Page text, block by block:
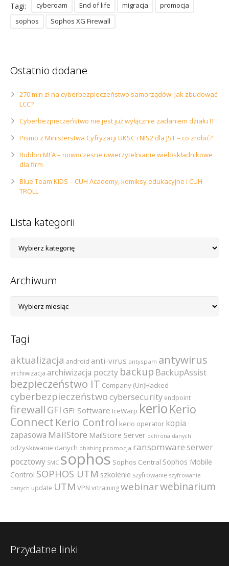
Tagi: cyberoam End of life migracja
promocja
sophos
Sophos XG Firewall
Ostatnio dodane
270 mln zł na cyberbezpieczeństwo samorządów. Jak zbudować
LCC?
Cyberbezpieczeństwo nie jest już wyłącznie zadaniem działu IT
Pismo z Ministerstwa Cyfryzacji UKSC i NIS2 dla JST – co zrobić?
Rublon MFA – nowoczesne uwierzytelnianie wieloskładnikowe
dla firm
Blue Team KIDS – CUH Academy, komiksy edukacyjne i CUH
TROLL
Lista kategorii
kategorii
Archiwum
Tagi
aktualizacja android anti-virus antyspam antywirus
archiwizacja archiwizacja poczty backup BackupAssist
bezpieczeństwo IT Company (Un)Hacked
cyberbezpieczeństwocybersecurity endpoint
firewall GFI GFI Software IceWarp kerio Kerio
Connect Kerio Control kerio operator kopia
zapasowa MailStore MailStore Server ochrona danych
odzyskiwanie danych phishing promocja ransomware serwer
pocztowy SMC sophos Sophos Central Sophos Mobile
Control SOPHOS UTM szkolenie szyfrowanie szyfrowanie
danych update UTM VPN vrtrainingwebinarwebinarium
Przydatne linki